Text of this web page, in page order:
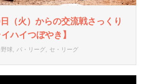
（火）からの交流戦さっくり
ハイつぼやき】
球 パ・リーグ セ・リーグ